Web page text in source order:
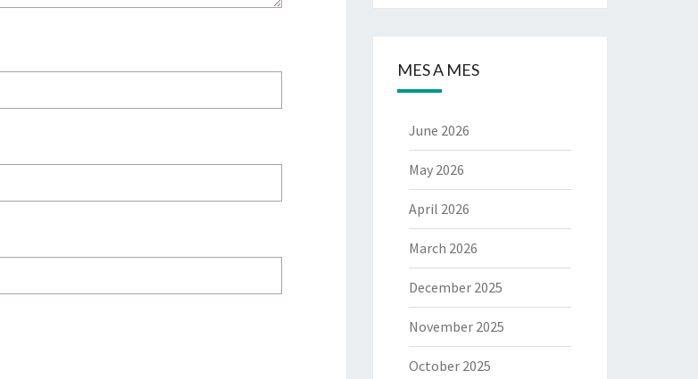
MES A MES
June 2026
May 2026
April 2026
March 2026
December 2025
November 2025
October 2025